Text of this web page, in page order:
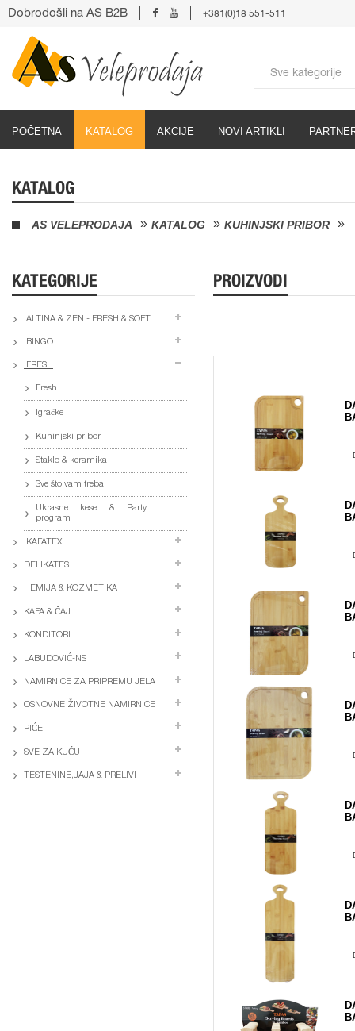
POČETNA KATALOG AKCIJE NOVI ARTIKLI
Dobrodošli na AS B2B +381(0)18 551-511
KATALOG
AS VELEPRODAJA KATALOG KUHINJSKI PRIBOR
KATEGORIJE
.ALTINA & ZEN - FRESH & SOFT
.BINGO
.FRESH
Fresh
Igračke
Kuhinjski pribor
Staklo & keramika
Sve što vam treba
Ukrasne kese & Party
program
.KAFATEX
DELIKATES
HEMIJA & KOZMETIKA
KAFA & ČAJ
KONDITORI
LABUDOVIĆ-NS
NAMIRNICE ZA PRIPREMU JELA
OSNOVNE ŽIVOTNE NAMIRNICE
PIĆE
SVE ZA KUĆU
TESTENINE,JAJA & PRELIVI
PROIZVODI